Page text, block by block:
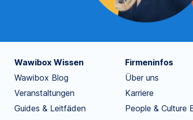
Wawibox Wissen
Wawibox Blog
Veranstaltungen
Guides & Leitfäden
Firmeninfos
Über uns
Karriere
People & Culture